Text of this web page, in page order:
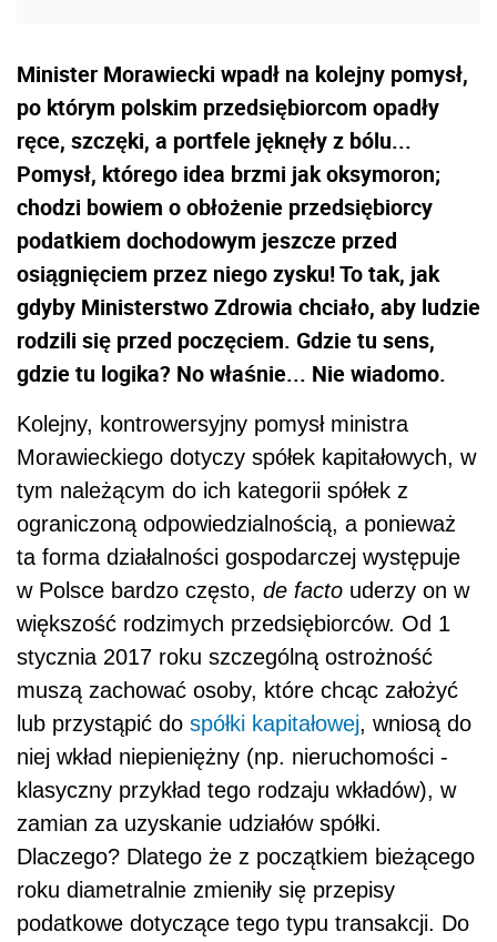
Minister Morawiecki wpadł na kolejny pomysł,
po którym polskim przedsiębiorcom opadły
ręce, szczęki, a portfele jęknęły z bólu...
Pomysł, którego idea brzmi jak oksymoron;
chodzi bowiem o obłożenie przedsiębiorcy
podatkiem dochodowym jeszcze przed
osiągnięciem przez niego zysku! To tak, jak
gdyby Ministerstwo Zdrowia chciało, aby ludzie
rodzili się przed poczęciem. Gdzie tu sens,
gdzie tu logika? No właśnie... Nie wiadomo.
Kolejny, kontrowersyjny pomysł ministra
Morawieckiego dotyczy spółek kapitałowych, w
tym należącym do ich kategorii spółek z
ograniczoną odpowiedzialnością, a ponieważ
ta forma działalności gospodarczej występuje
w Polsce bardzo często, de facto uderzy on w
większość rodzimych przedsiębiorców. Od 1
stycznia 2017 roku szczególną ostrożność
muszą zachować osoby, które chcąc założyć
lub przystąpić do spółki kapitałowej, wniosą do
niej wkład niepieniężny (np. nieruchomości -
klasyczny przykład tego rodzaju wkładów), w
zamian za uzyskanie udziałów spółki.
Dlaczego? Dlatego że z początkiem bieżącego
roku diametralnie zmieniły się przepisy
podatkowe dotyczące tego typu transakcji. Do